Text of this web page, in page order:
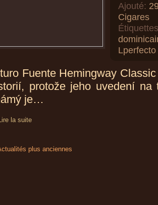
Ajouté:
Cigares
Lperfecto
Fuente Hemingway
protože jeho uvedení
je…
la suite
plus anciennes